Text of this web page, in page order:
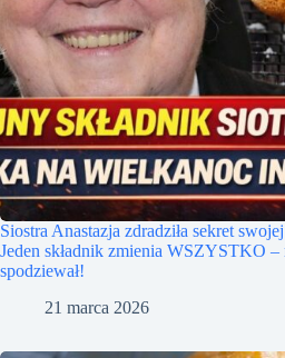
Siostra Anastazja zdradziła sekret
Jeden składnik zmienia WSZYSTKO –
spodziewał!
21 marca 2026